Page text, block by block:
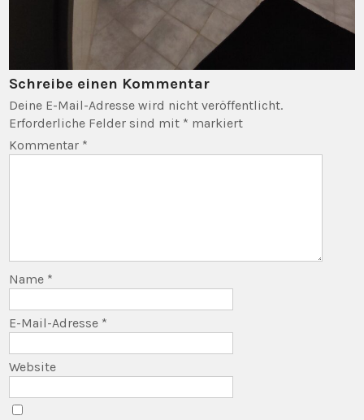
Schreibe einen Kommentar
Deine E-Mail-Adresse wird nicht veröffentlicht.
Erforderliche Felder sind mit * markiert
Kommentar *
Name *
E-Mail-Adresse *
Website